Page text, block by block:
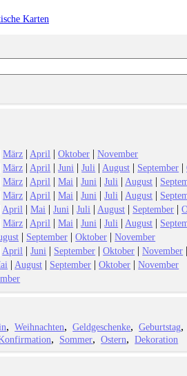
Karten
März | April |Oktober |November
März | April |Juni |Juli | August | September |
März | April |Mai |Juni |Juli | August |
März | April |Mai |Juni |Juli | August |
April |Mai |Juni |Juli | August | September |
März | April |Mai |Juni |Juli | August |
| September |Oktober |November
April |Juni | September |Oktober |November
| August | September |Oktober |November
Weihnachten Geldgeschenke Geburtstag
Sommer Ostern Dekoration